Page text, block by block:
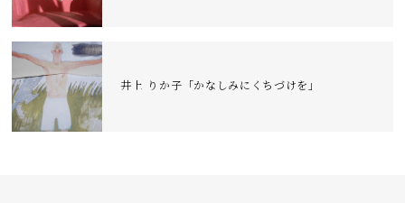
井上 りか子「かなしみにくちづけを」